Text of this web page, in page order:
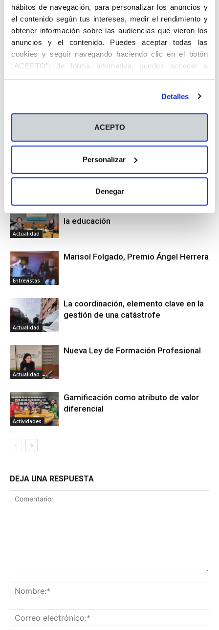
hábitos de navegación, para personalizar los anuncios y
el contenido según tus intereses, medir el rendimiento y
obtener información sobre las audiencias que vieron los
anuncios y el contenido. Puedes aceptar todas las
cookies y seguir navegando haciendo clic en el botón
“ACEPTO”; de forma alternativa, puedes acceder a
en el botón "Personalizar". Para más información puedes
visitar nuestra Política de Cookies
Detalles
ACEPTO
Personalizar
Denegar
Facebook Twitter Pinterest
Artículo anterior Artículo siguiente
Carlos Roselló, Premio Ángel
Artículos relacionados Más del autor
Una jornada de actividades en el
campus
Actualidad
la educación
Entrevistas
Marisol Folgado, Premio Ángel Herrera
Actualidad
La coordinación, elemento clave en la
gestión de una catástrofe
Actualidad
Nueva Ley de Formación Profesional
Actividades
Gamificación como atributo de valor
diferencial
DEJA UNA RESPUESTA